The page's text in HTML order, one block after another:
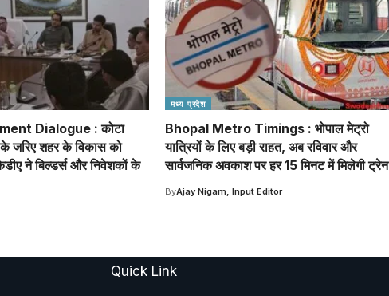
Dialogue : कोटा
जरिए शहर के विकास को
ने बिल्डर्स और निवेशकों के
मध्य प्रदेश
Bhopal Metro Timings : भोपाल मेट्रो
यात्रियों के लिए बड़ी राहत, अब रविवार और
सार्वजनिक अवकाश पर हर 15 मिनट में मिलेगी ट्रेन
ByAjay Nigam, Input Editor
Quick Link